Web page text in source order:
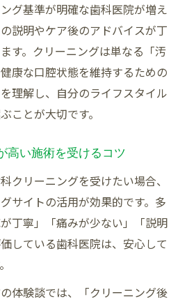
グ基準が明確な歯科医院が増え
説明やケア後のアドバイスが丁
す。クリーニングは単なる「汚
康な口腔状態を維持するための
理解し、自分のライフスタイル
ことが大切です。
高い施術を受けるコツ
クリーニングを受けたい場合、
サイトの活用が効果的です。多
丁寧」「痛みが少ない」「説明
している歯科医院は、安心して
体験談では、「クリーニング後